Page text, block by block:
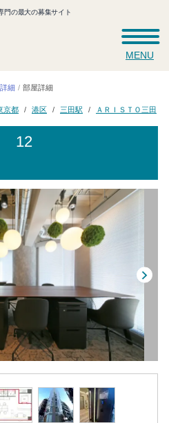
門の最大の募集サイト
MENU
細 部屋詳細
京都 港区 三田駅 ＡＲＩＳＴＯ三田
12